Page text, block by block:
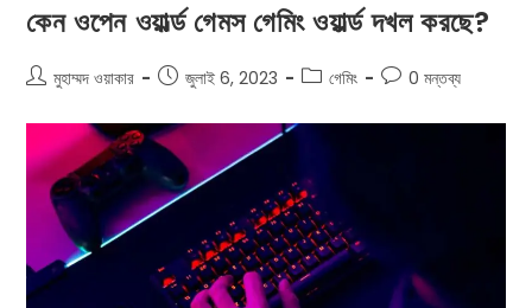
কেন ওপেন ওয়ার্ল্ড গেমস গেমিং ওয়ার্ল্ড দখল করছে?
মুহাম্মদ ওয়াকার জুলাই 6, 2023 গেমিং 0 মন্তব্য